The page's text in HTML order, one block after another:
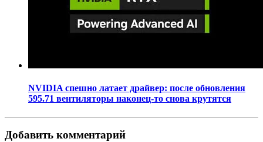
NVIDIA спешно латает драйвер: после обновления
595.71 вентиляторы наконец-то снова крутятся
Добавить комментарий